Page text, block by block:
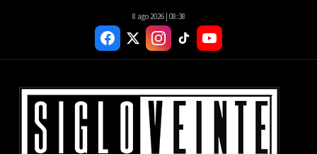
8 ago 2026 | 08:38